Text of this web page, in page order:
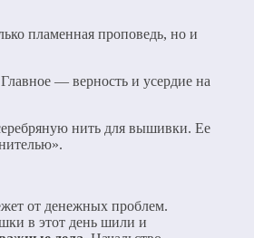
пламенная проповедь, но и
— верность и усердие на
нить для вышивки. Ее
от денежных проблем.
в этот день шили и